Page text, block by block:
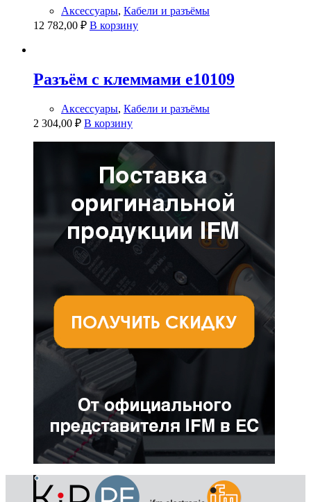
Аксессуары, Кабели и разъёмы
12 782,00 ₽ В корзину
Разъём с клеммами e10109
Аксессуары, Кабели и разъёмы
2 304,00 ₽ В корзину